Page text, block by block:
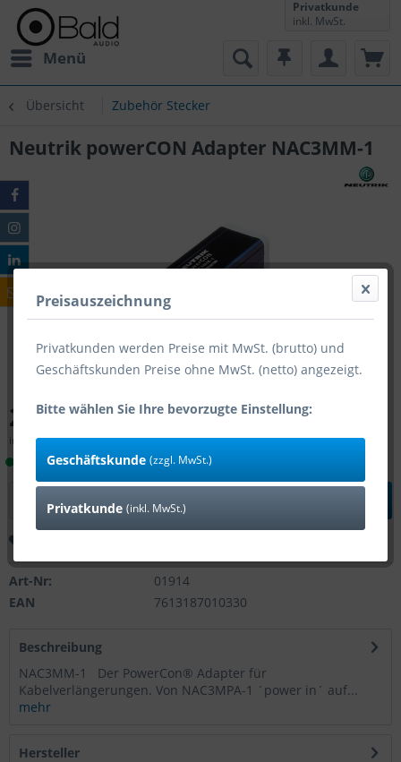
Menü
Privatkunde
inkl. MwSt.
Übersicht Zubehör Stecker
Neutrik powerCON Adapter NAC3MM-1
20,98 € *
inkl. MwSt.zzgl. Versandkosten
Lieferzeit 1-4 Tage (Bestand: 30)
Art-Nr:
01914
EAN
7613187010330
Beschreibung
NAC3MM-1 Der PowerCon® Adapter für
Kabelverlängerungen. Von NAC3MPA-1 ´power in´ auf...
mehr
Hersteller
Preisauszeichnung
Privatkunden werden Preise mit MwSt. (brutto) und
Geschäftskunden Preise ohne MwSt. (netto) angezeigt.
Bitte wählen Sie Ihre bevorzugte Einstellung:
Geschäftskunde (zzgl. MwSt.)
Privatkunde (inkl. MwSt.)